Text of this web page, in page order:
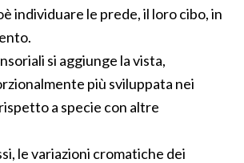
individuare le prede, il loro cibo, in
si aggiunge la vista,
più sviluppata nei
a specie con altre
le variazioni cromatiche dei